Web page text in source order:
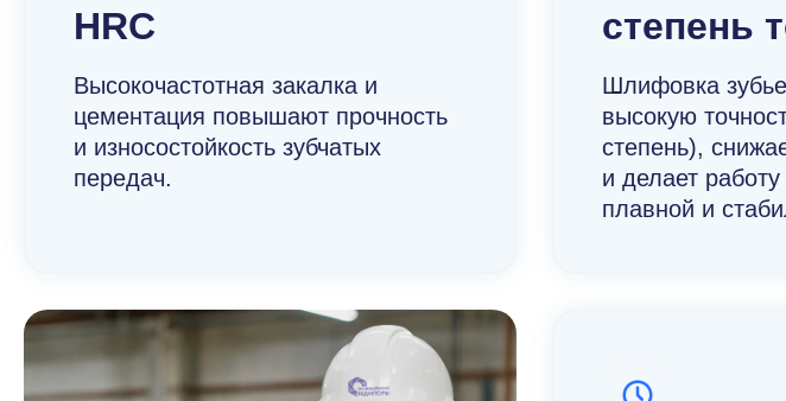
HRC
Высокочастотная закалка и
цементация повышают прочность
и износостойкость зубчатых
передач.
степень
Шлифовка
высокую
степень),
и делает
плавной и